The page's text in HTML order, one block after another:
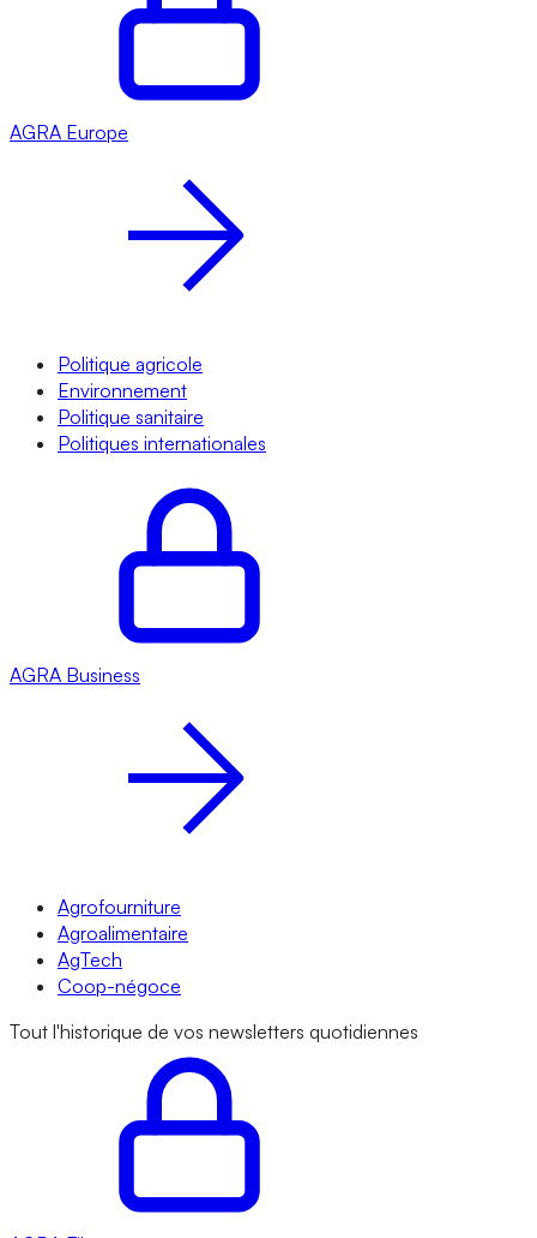
AGRA Europe
Politique agricole
Environnement
Politique sanitaire
Politiques internationales
AGRA Business
Agrofourniture
Agroalimentaire
AgTech
Coop-négoce
Tout l'historique de vos newsletters quotidiennes